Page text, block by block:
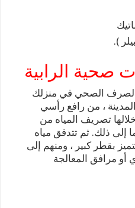
).
صحية الرابية
الصحي في منزلك
، من رافع رأسي
تصريف المياه من
إلى ذلك. ثم تتدفق مياه
بقطر كبير ، ومنهم إلى
مرافق المعالجة